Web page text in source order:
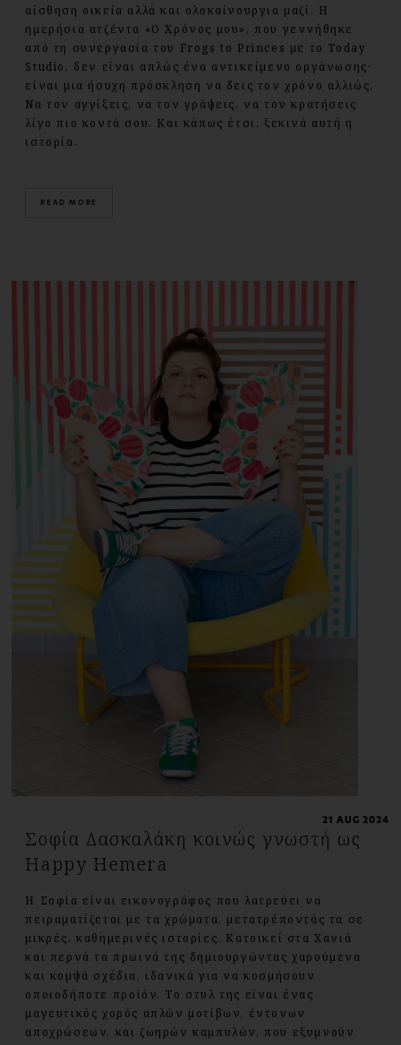
αίσθηση οικεία αλλά και ολοκαίνουργια μαζί. Η
ημερήσια ατζέντα «Ο Χρόνος μου», που γεννήθηκε
από τη συνεργασία του Frogs to Princes με το Today
Studio, δεν είναι απλώς ένα αντικείμενο οργάνωσης·
είναι μια ήσυχη πρόσκληση να δεις τον χρόνο αλλιώς.
Να τον αγγίξεις, να τον γράψεις, να τον κρατήσεις
λίγο πιο κοντά σου. Και κάπως έτσι, ξεκινά αυτή η
ιστορία.
READ MORE
21 AUG 2024
Σοφία Δασκαλάκη κοινώς γνωστή ως
Happy Hemera
Η Σοφία είναι εικονογράφος που λατρεύει να
πειραματίζεται με τα χρώματα, μετατρέποντάς τα σε
μικρές, καθημερινές ιστορίες. Κατοικεί στα Χανιά
και περνά τα πρωινά της δημιουργώντας χαρούμενα
και κομψά σχέδια, ιδανικά για να κοσμήσουν
οποιοδήποτε προϊόν. Το στυλ της είναι ένας
μαγευτικός χορός απλών μοτίβων, έντονων
αποχρώσεων, και ζωηρών καμπυλών, που εξυμνούν